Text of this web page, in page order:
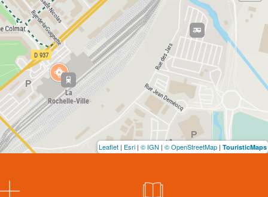
Leaflet | Esri | © IGN | © OpenStreetMap | TouristicMaps